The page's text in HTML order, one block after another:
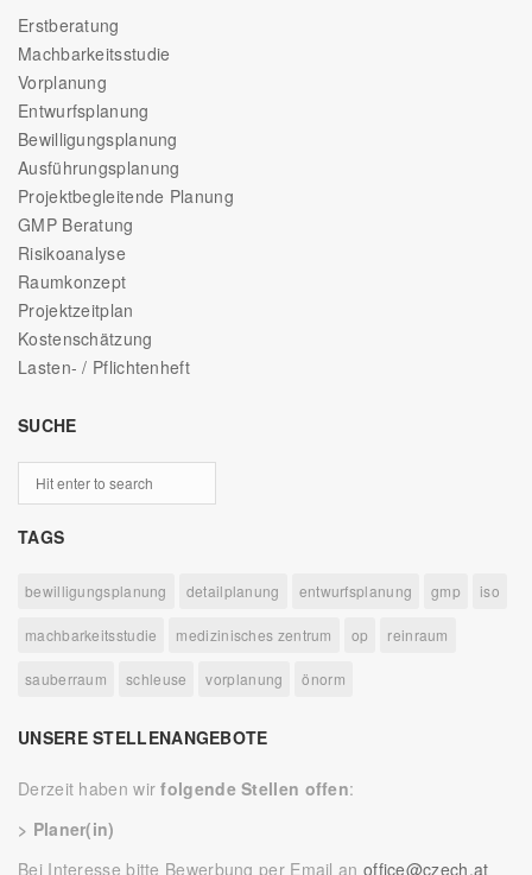
Erstberatung
Machbarkeitsstudie
Vorplanung
Entwurfsplanung
Bewilligungsplanung
Ausführungsplanung
Projektbegleitende Planung
GMP Beratung
Risikoanalyse
Raumkonzept
Projektzeitplan
Kostenschätzung
Lasten- / Pflichtenheft
SUCHE
TAGS
bewilligungsplanung detailplanung entwurfsplanung gmp iso
machbarkeitsstudie medizinisches zentrum op reinraum
sauberraum schleuse vorplanung önorm
UNSERE STELLENANGEBOTE
Derzeit haben wirfolgende Stellen offen:
> Planer(in)
Bei Interesse bitte Bewerbung per Email an office@czech.at